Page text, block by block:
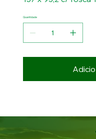
Quantidade